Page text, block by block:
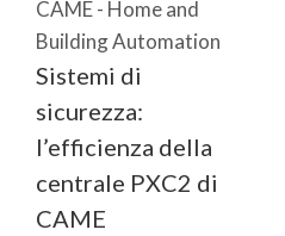
CAME - Home and
Building Automation
Sistemi di
sicurezza:
l’efficienza della
centrale PXC2 di
CAME